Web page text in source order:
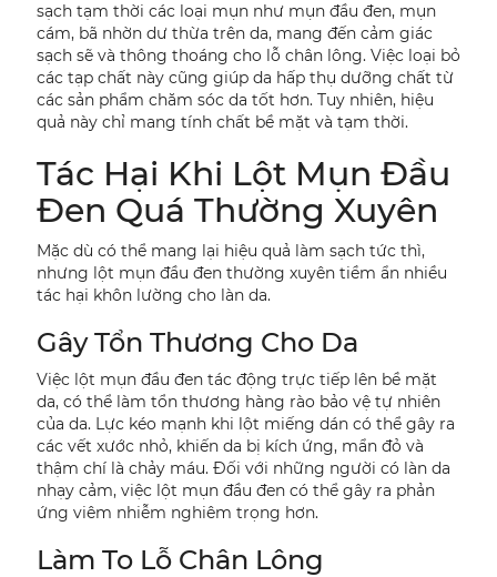
sạch tạm thời các loại mụn như mụn đầu đen, mụn
cám, bã nhờn dư thừa trên da, mang đến cảm giác
sạch sẽ và thông thoáng cho lỗ chân lông. Việc loại bỏ
các tạp chất này cũng giúp da hấp thụ dưỡng chất từ
các sản phẩm chăm sóc da tốt hơn. Tuy nhiên, hiệu
quả này chỉ mang tính chất bề mặt và tạm thời.
Tác Hại Khi Lột Mụn Đầu
Đen Quá Thường Xuyên
Mặc dù có thể mang lại hiệu quả làm sạch tức thì,
nhưng lột mụn đầu đen thường xuyên tiềm ẩn nhiều
tác hại khôn lường cho làn da.
Gây Tổn Thương Cho Da
Việc lột mụn đầu đen tác động trực tiếp lên bề mặt
da, có thể làm tổn thương hàng rào bảo vệ tự nhiên
của da. Lực kéo mạnh khi lột miếng dán có thể gây ra
các vết xước nhỏ, khiến da bị kích ứng, mẩn đỏ và
thậm chí là chảy máu. Đối với những người có làn da
nhạy cảm, việc lột mụn đầu đen có thể gây ra phản
ứng viêm nhiễm nghiêm trọng hơn.
Làm To Lỗ Chân Lông